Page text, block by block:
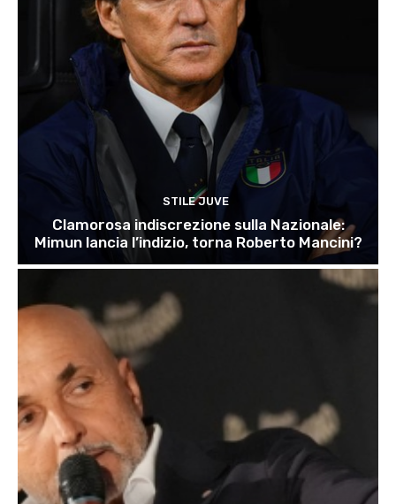
STILE JUVE
Clamorosa indiscrezione sulla Nazionale:
Mimun lancia l’indizio, torna Roberto Mancini?